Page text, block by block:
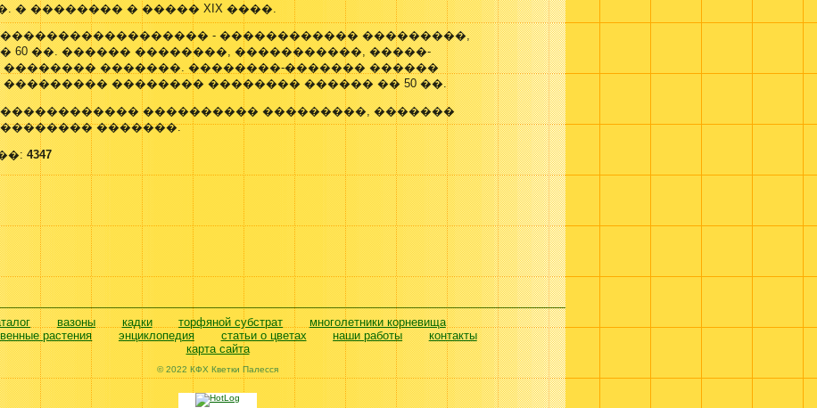
� �������� � ����� XIX ����.
- ������������ ���������,
60 ��. ������ ��������, �����������, �����-
�������� �������. ��������-������� ������
�������� �������� ������ �� 50 ��.
���������� ���������, �������
�������.
4347
вазоны кадки торфяной субстрат
многолетники корневища
растения
энциклопедия статьи о цветах наши работы
контакты
карта сайта
© 2022 КФХ Кветки Палесся